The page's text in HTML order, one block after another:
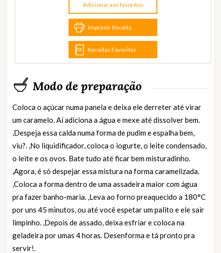
Adicionar aos favoritos
Imprimir Receita
Receitas Favoritas
Modo de preparação
Coloca o açúcar numa panela e deixa ele derreter até virar
um caramelo. Aí adiciona a água e mexe até dissolver bem.
,Despeja essa calda numa forma de pudim e espalha bem,
viu?. ,No liquidificador, coloca o iogurte, o leite condensado,
o leite e os ovos. Bate tudo até ficar bem misturadinho.
,Agora, é só despejar essa mistura na forma caramelizada.
,Coloca a forma dentro de uma assadeira maior com água
pra fazer banho-maria. ,Leva ao forno preaquecido a 180°C
por uns 45 minutos, ou até você espetar um palito e ele sair
limpinho. ,Depois de assado, deixa esfriar e coloca na
geladeira por umas 4 horas. Desenforma e tá pronto pra
servir!.